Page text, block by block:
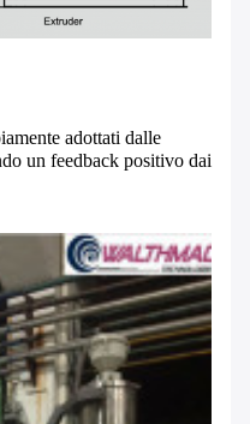
adottati dalle
un feedback positivo dai